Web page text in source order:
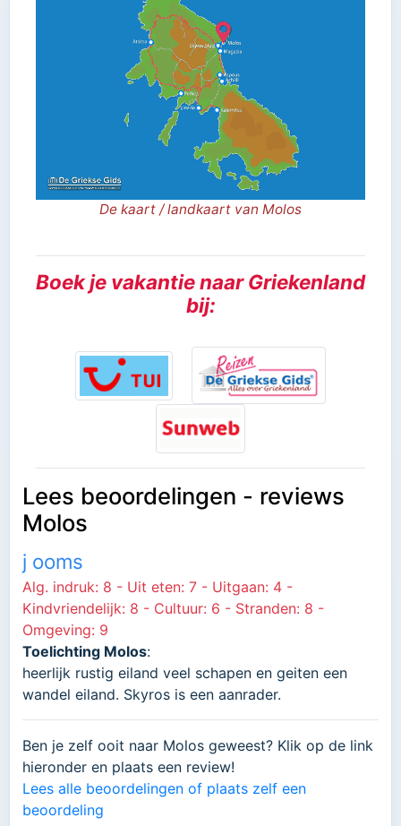
De kaart / landkaart van Molos
Boek je vakantie naar Griekenland
bij:
Lees beoordelingen - reviews
Molos
j ooms
Alg. indruk: 8 - Uit eten: 7 - Uitgaan: 4 -
Kindvriendelijk: 8 - Cultuur: 6 - Stranden: 8 -
Omgeving: 9
Toelichting Molos:
heerlijk rustig eiland veel schapen en geiten een
wandel eiland. Skyros is een aanrader.
Ben je zelf ooit naar Molos geweest? Klik op de link
hieronder en plaats een review!
Lees alle beoordelingen of plaats zelf een
beoordeling